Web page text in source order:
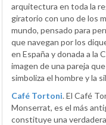
arquitectura en toda la
giratorio con uno de los
mundo, pensado para
que navegan por los
en España y donada a la
imagen de una pareja
simboliza el hombre y la
Café Tortoni. El Café
Monserrat, es el más
constituye una